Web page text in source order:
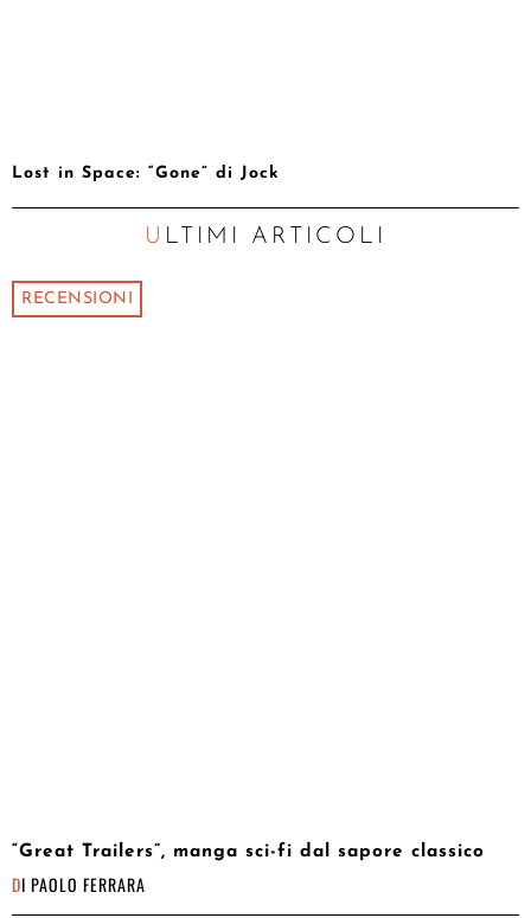
Lost in Space: “Gone” di Jock
ULTIMI ARTICOLI
RECENSIONI
“Great Trailers”, manga sci-fi dal sapore classico
DI PAOLO FERRARA